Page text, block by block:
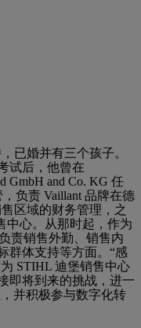
已婚并有三个孩子。
试后，他曾在
GmbH and Co. KG 任
负责 Vaillant 品牌在德
区域的财务管理，之
中心。从那时起，作为
责销售外勤、销售内
群体支持等方面。“感
STIHL 迪堡销售中心
即将到来的挑战，进一
并积极参与数字化转